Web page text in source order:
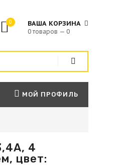
0 ВАША КОРЗИНА
0 товаров — 0
МОЙ ПРОФИЛЬ
4
цвет: